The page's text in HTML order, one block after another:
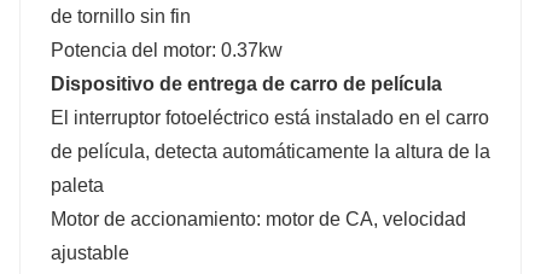
de tornillo sin fin
Potencia del motor: 0.37kw
Dispositivo de entrega de carro de película
El interruptor fotoeléctrico está instalado en el carro
de película, detecta automáticamente la altura de la
paleta
Motor de accionamiento: motor de CA, velocidad
ajustable